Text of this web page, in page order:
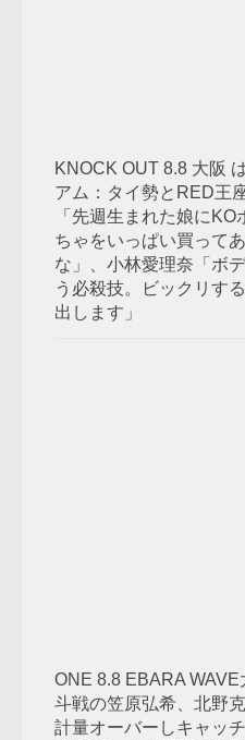
KNOCK OUT 8.8 大阪
アム：タイ勢とRED王
「先週生まれた娘にKO
ちゃをいっぱい買って
な」、小林愛理奈「ボ
う必殺技。ビックリす
出します」
ONE 8.8 EBARA
斗戦の笠原弘希、北野
計量オーバーしキャッ